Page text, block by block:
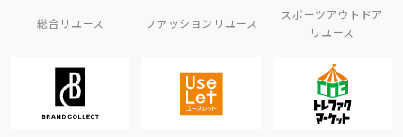
総合リユース ファッションリユース
スポーツアウトドア
リユース